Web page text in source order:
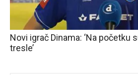
Novi igrač Dinama: ‘Na početku
tresle’